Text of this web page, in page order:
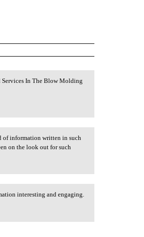
Services In The Blow Molding
of information written in such
on the look out for such
interesting and engaging.